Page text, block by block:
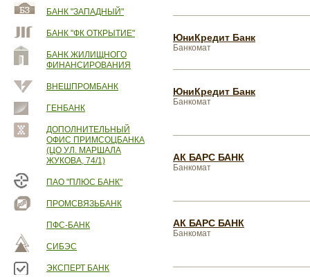
БАНК "ЗАПАДНЫЙ"
БАНК "ФК ОТКРЫТИЕ"
БАНК ЖИЛИЩНОГО
ФИНАНСИРОВАНИЯ
ВНЕШПРОМБАНК
ГЕНБАНК
ДОПОЛНИТЕЛЬНЫЙ
ОФИС ПРИМСОЦБАНКА
(ЦО УЛ. МАРШАЛА
ЖУКОВА, 74/1)
ПАО "ПЛЮС БАНК"
ПРОМСВЯЗЬБАНК
ПФС-БАНК
СИБЭС
ЭКСПЕРТ БАНК
ЮниКредит Банк
Банкомат
ЮниКредит Банк
Банкомат
АК БАРС БАНК
Банкомат
АК БАРС БАНК
Банкомат